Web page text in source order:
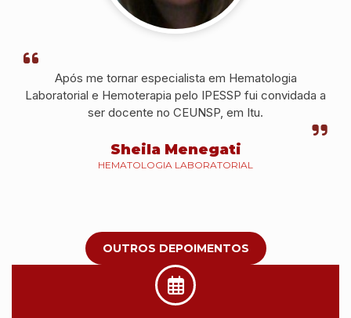
Após me tornar especialista em Hematologia
Laboratorial e Hemoterapia pelo IPESSP fui convidada a
ser docente no CEUNSP, em Itu.
Sheila Menegati
HEMATOLOGIA LABORATORIAL
OUTROS DEPOIMENTOS